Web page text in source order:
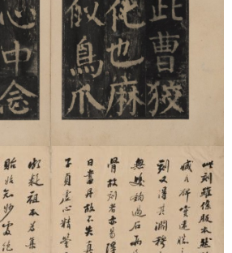
所以宋代经木板翻刻并拓印的拓本就显
藏信息的《大字麻姑》宋拓，已知仅有
字本，淡墨施拓，为该碑大字本系统中
宋拓本相较，残损更少，字口也更为清
，又有 “墨皇本”《圣教序》收藏者崇恩
各碑之冠”，可谓推崇备至。（详细介绍